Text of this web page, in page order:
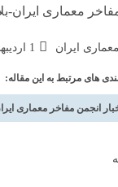
ایران
نوشته
شده
است:
1 اردیبهشت 1401
به این مقاله:
مفاخر معماری ایران